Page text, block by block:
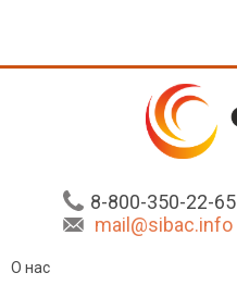
8-800-350-22-65
mail@sibac.info
О нас